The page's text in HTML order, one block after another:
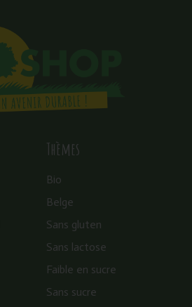
Thèmes
Bio
Belge
Sans gluten
Sans lactose
Faible en sucre
Sans sucre